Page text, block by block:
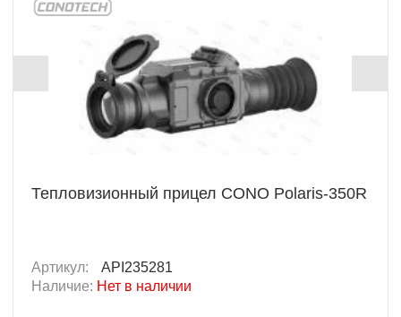
Тепловизионный прицел CONO Polaris-350R
Артикул:
API235281
Наличие: Нет в наличии